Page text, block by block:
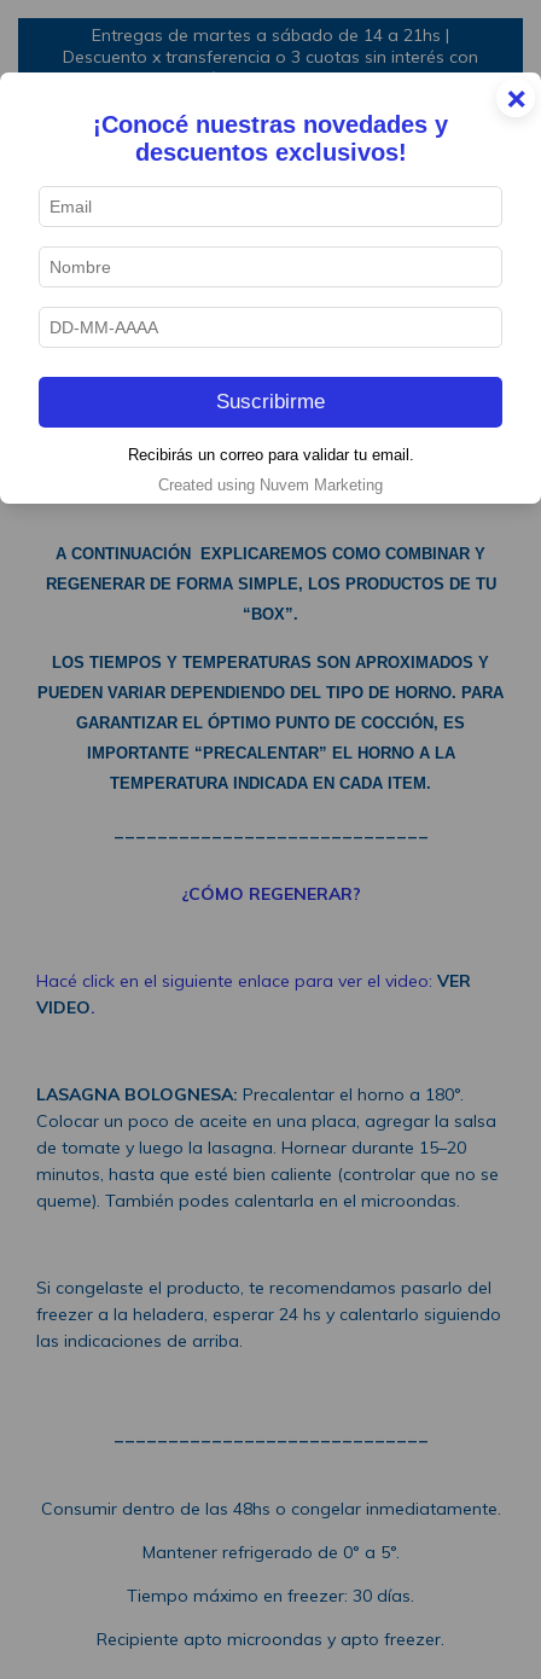
Entregas de martes a sábado de 14 a 21hs |
Descuento x transferencia o 3 cuotas sin interés con
mínimo de compra
Lasagna
Bolognesa clásica
¡HOLA!
GRACIAS POR SUMARTE A LA EXPERIENCIA EAT
BOX
A CONTINUACIÓN EXPLICAREMOS COMO COMBINAR Y
REGENERAR DE FORMA SIMPLE, LOS PRODUCTOS DE TU
“BOX”.
LOS TIEMPOS Y TEMPERATURAS SON APROXIMADOS Y
PUEDEN VARIAR DEPENDIENDO DEL TIPO DE HORNO. PARA
GARANTIZAR EL ÓPTIMO PUNTO DE COCCIÓN, ES
IMPORTANTE “PRECALENTAR” EL HORNO A LA
TEMPERATURA INDICADA EN CADA ITEM.
¿CÓMO REGENERAR?
Hacé click en el siguiente enlace para ver el video: VER
VIDEO.
LASAGNA BOLOGNESA: Precalentar el horno a 180°.
Colocar un poco de aceite en una placa, agregar la salsa
de tomate y luego la lasagna. Hornear durante 15–20
minutos, hasta que esté bien caliente (controlar que no se
queme). También podes calentarla en el microondas.
Si congelaste el producto, te recomendamos pasarlo del
freezer a la heladera, esperar 24 hs y calentarlo siguiendo
las indicaciones de arriba.
Consumir dentro de las 48hs o congelar inmediatamente.
Mantener refrigerado de 0° a 5°.
Tiempo máximo en freezer: 30 días.
Recipiente apto microondas y apto freezer.
×
¡Conocé nuestras novedades y
descuentos exclusivos!
Suscribirme
Recibirás un correo para validar tu email.
Created using Nuvem Marketing